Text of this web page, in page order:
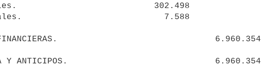
302.498
7.588
FINANCIERAS.                               6.960.354